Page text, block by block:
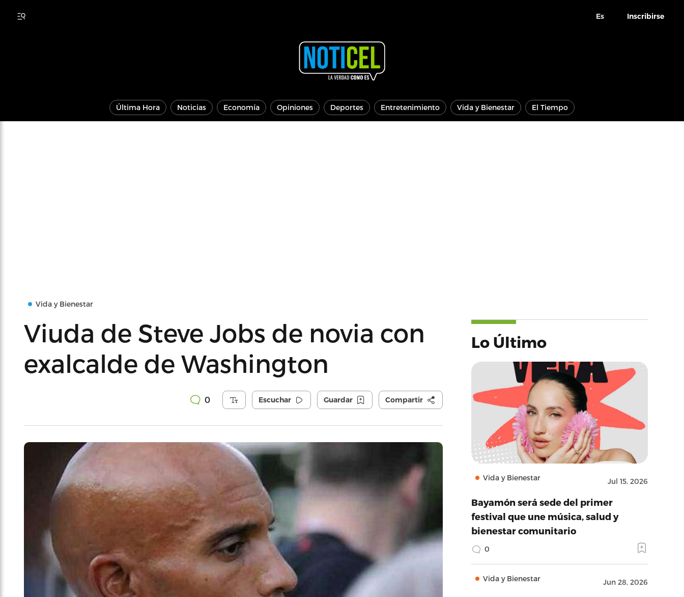
Es Inscribirse
Última Hora Noticias Economía Opiniones Deportes Entretenimiento Vida y Bienestar El Tiempo
Vida y Bienestar
Viuda de Steve Jobs de novia con
exalcalde de Washington
0 Escuchar Guardar Compartir
Lo Último
Vida y Bienestar Jul 15, 2026
Bayamón será sede del primer
festival que une música, salud y
bienestar comunitario
0
Vida y Bienestar Jun 28, 2026